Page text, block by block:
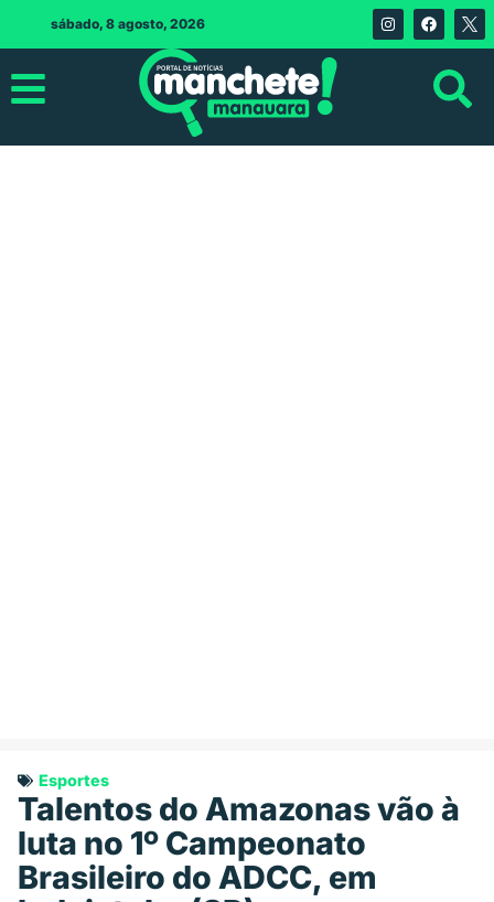
sábado, 8 agosto, 2026
Esportes
Talentos do Amazonas vão à
luta no 1º Campeonato
Brasileiro do ADCC, em